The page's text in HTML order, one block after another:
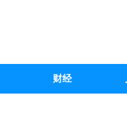
财经